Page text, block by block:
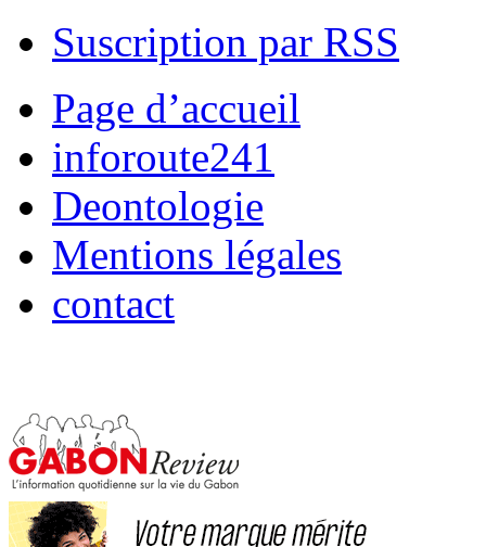
Suscription par RSS
Page d’accueil
inforoute241
Deontologie
Mentions légales
contact